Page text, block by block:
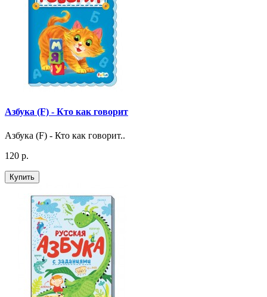
Азбука (F) - Кто как говорит
Азбука (F) - Кто как говорит..
120 р.
Купить